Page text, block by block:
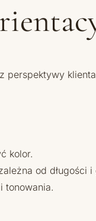
kolor.
od długości i
tonowania.